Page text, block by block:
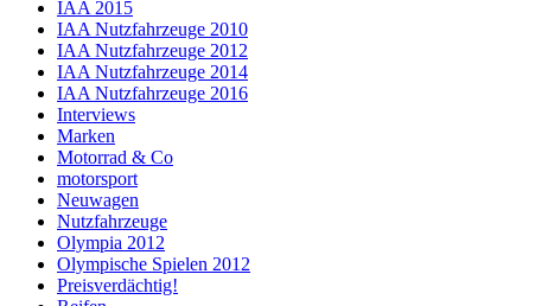
IAA 2015
IAA Nutzfahrzeuge 2010
IAA Nutzfahrzeuge 2012
IAA Nutzfahrzeuge 2014
IAA Nutzfahrzeuge 2016
Interviews
Marken
Motorrad & Co
motorsport
Neuwagen
Nutzfahrzeuge
Olympia 2012
Olympische Spielen 2012
Preisverdächtig!